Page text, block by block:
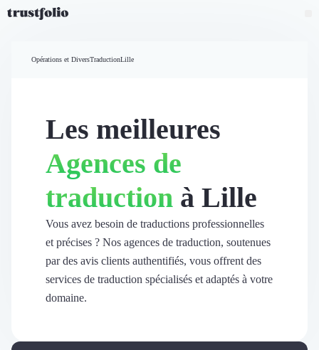
Widgets d'avis
Partage d’avis multicanal
Vidéo de témoignage
Révéler le réseau
Vitrine & média
Suivi du ROI
Voir tous nos avis clients
Découvrir
Accueil
Opérations et DiversTraductionLille
Les meilleures
Agences de
traduction à Lille
Vous avez besoin de traductions professionnelles
et précises ? Nos agences de traduction, soutenues
par des avis clients authentifiés, vous offrent des
services de traduction spécialisés et adaptés à votre
domaine.